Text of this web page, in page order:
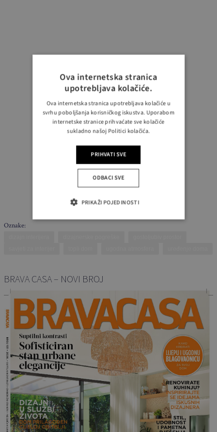
Oznake:
BRAVA CASA – NOVI BROJ
Ova internetska stranica
upotrebljava kolačiće.
Ova internetska stranica upotrebljava kolačiće u
svrhu poboljšanja korisničkog iskustva. Uporabom
internetske stranice prihvaćate sve kolačiće
sukladno našoj Politici kolačića.
PRIHVATI SVE
ODBACI SVE
PRIKAŽI POJEDINOSTI